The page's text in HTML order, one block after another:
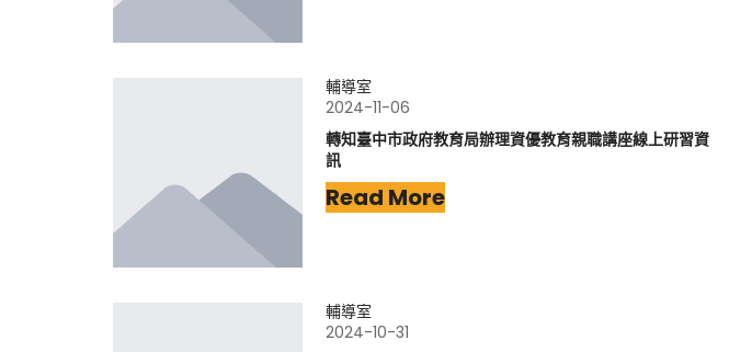
輔導室
2024-11-06
轉知臺中市政府教育局辦理資優教育親職講座線上研習資
訊
Read More
輔導室
2024-10-31